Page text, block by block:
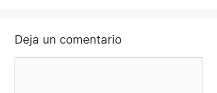
Deja un comentario